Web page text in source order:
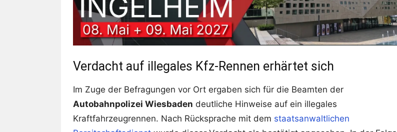
Verdacht auf illegales Kfz-Rennen erhärtet sich
Im Zuge der Befragungen vor Ort ergaben sich für die Beamten der
Autobahnpolizei Wiesbaden deutliche Hinweise auf ein illegales
Kraftfahrzeugrennen. Nach Rücksprache mit dem staatsanwaltlichen